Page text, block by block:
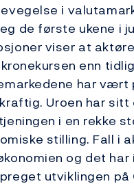
i
de første ukene i
viser at
enn
har
Uroen har
i en rekke
stilling. Fall i
og det
utviklingen